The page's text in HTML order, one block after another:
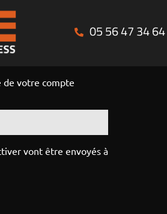
05 56 47 34 64
de votre compte
vont être envoyés à